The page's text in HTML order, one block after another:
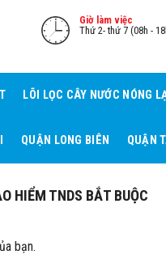
Giờ làm việc
Thứ 2- thứ 7 (08h -
LÕI LỌC CÂY NƯỚC NÓNG
QUẬN LONG BIÊN QUẬN
HIỂM TNDS BẮT BUỘC
bạn.